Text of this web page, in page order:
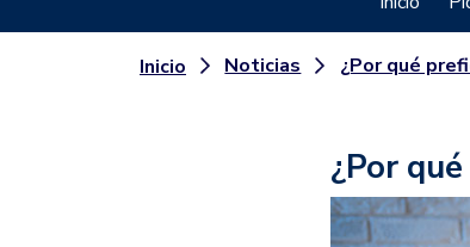
Inicio Noticias ¿Por qué prefieren los
¿Por